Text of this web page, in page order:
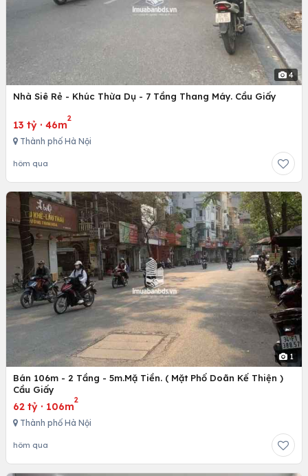
4
Nhà Siê Rẻ - Khúc Thừa Dụ - 7 Tầng Thang Máy. Cầu Giấy
13 tỷ · 46m
2
Thành phố Hà Nội
hôm qua
1
Bán 106m - 2 Tầng - 5m.Mặ Tiền. ( Mặt Phố Doãn Kế Thiện )
Cầu Giấy
62 tỷ · 106m
2
Thành phố Hà Nội
hôm qua